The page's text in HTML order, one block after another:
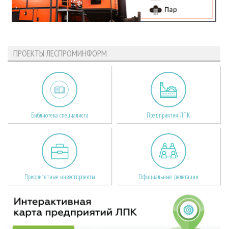
ПРОЕКТЫ ЛЕСПРОМИНФОРМ
Библиотека специалиста Предприятия ЛПК
Приоритетные инвестпроекты Официальные делегации